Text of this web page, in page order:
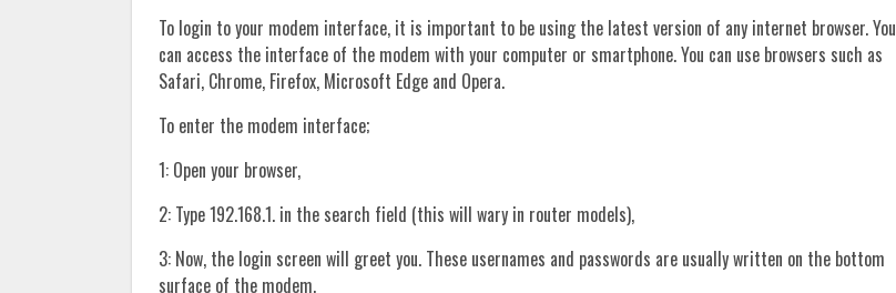
To login to your modem interface, it is important to be using the latest version of any internet browser. You
can access the interface of the modem with your computer or smartphone. You can use browsers such as
Safari, Chrome, Firefox, Microsoft Edge and Opera.
To enter the modem interface;
1: Open your browser,
2: Type 192.168.1. in the search field (this will wary in router models),
3: Now, the login screen will greet you. These usernames and passwords are usually written on the bottom
surface of the modem.